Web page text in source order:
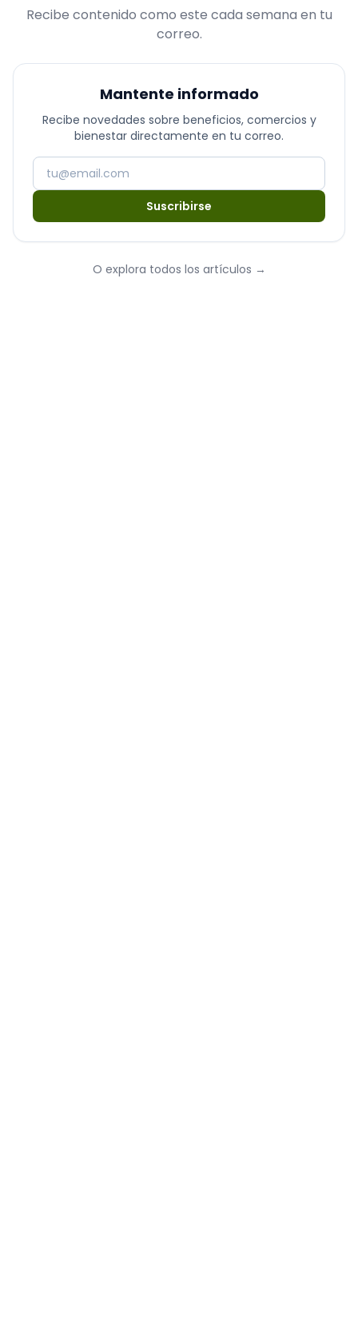
Recibe contenido como este cada semana en tu
correo.
Mantente informado
Recibe novedades sobre beneficios, comercios y
bienestar directamente en tu correo.
Suscribirse
O explora todos los artículos →